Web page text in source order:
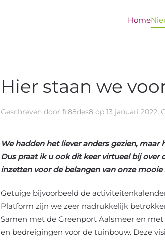
Home
Hier staan we
Geschreven door fr88des8 op 13 januari 2022.
We hadden het liever anders gezien,
Dus praat ik u ook dit keer virtueel bij
inzetten voor de belangen van onze mooie
Getuige bijvoorbeeld de
Platform zijn we zeer nadrukkelijk
Samen met de Greenport Aalsmeer en
en bedreigingen voor de tuinbouw. Deze